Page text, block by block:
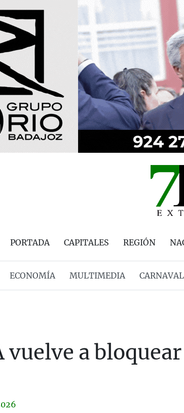
PORTADA CAPITALES REGIÓN
ECONOMÍA MULTIMEDIA CARNAVAL
vuelve a